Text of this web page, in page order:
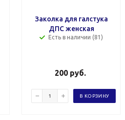
Заколка для галстука
ДПС женская
Есть в наличии (81)
200 руб.
В КОРЗИНУ